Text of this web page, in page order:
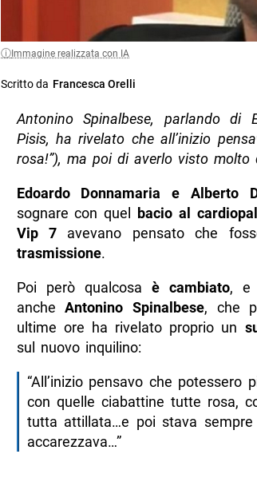
Immagine realizzata con IA
Scritto da Francesca Orelli
Antonino Spinalbese, parlando di
Pisis, ha rivelato che all’inizio
rosa!”), ma poi di averlo visto
Edoardo Donnamaria e Alberto
sognare con quel
bacio al
Vip 7 avevano pensato che
trasmissione.
Poi però qualcosa è cambiato, e
ancheAntonino Spinalbese, che
ultime ore ha rivelato proprio un
sul nuovo inquilino:
“All’inizio pensavo che
con quelle ciabattine tutte rosa,
tutta attillata…e poi stava
accarezzava…”